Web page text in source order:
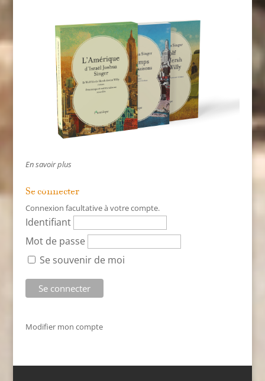
En savoir plus
Se connecter
Connexion facultative à votre compte.
Identifiant
Mot de passe
Se souvenir de moi
Modifier mon compte